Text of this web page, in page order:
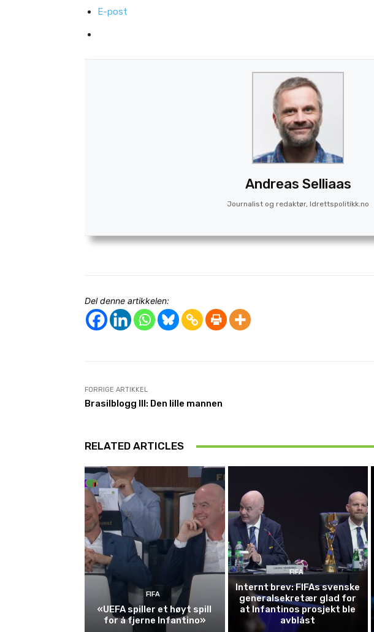
E-post
Andreas Selliaas
Journalist og redaktør, Idrettspolitikk.no
Del denne artikkelen:
FORRIGE ARTIKKEL
Brasilblogg III: Den lille mannen
RELATED ARTICLES
FIFA
«UEFA spiller et høyt spill
for å fjerne Infantino»
FIFA
Internt brev: FIFAs svenske
generalsekretær glad for
at Infantinos prosjekt ble
avblåst